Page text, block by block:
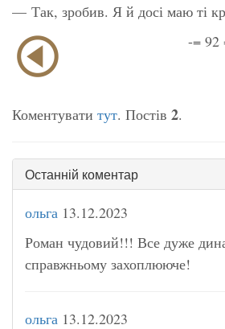
— Так, зробив. Я й досі маю ті
-= 92
Коментувати тут. Постів 2.
Останній коментар
ольга 13.12.2023
Роман чудовий!!! Все дуже
справжньому захоплююче!
ольга 13.12.2023